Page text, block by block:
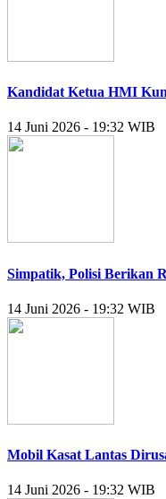
Kandidat Ketua HMI
14 Juni 2026 - 19:32 WIB
Simpatik, Polisi Berikan
14 Juni 2026 - 19:32 WIB
Mobil Kasat Lantas
14 Juni 2026 - 19:32 WIB